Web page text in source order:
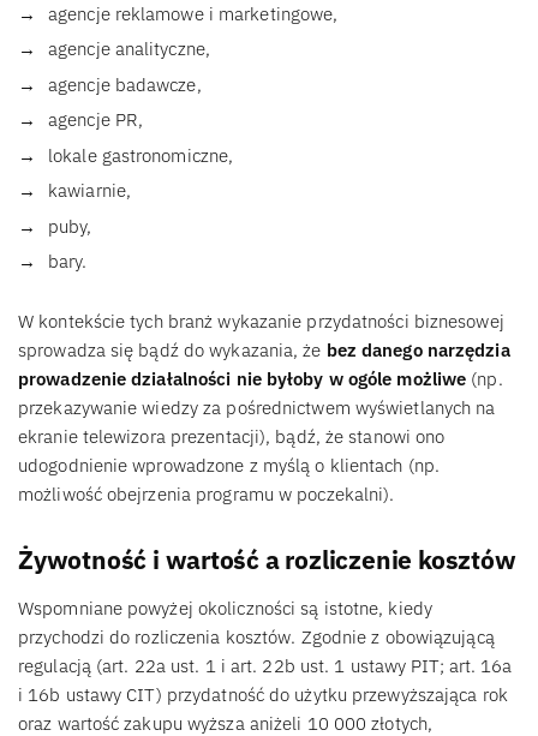
agencje reklamowe i marketingowe,
agencje analityczne,
agencje badawcze,
agencje PR,
lokale gastronomiczne,
kawiarnie,
puby,
bary.
W kontekście tych branż wykazanie przydatności biznesowej
sprowadza się bądź do wykazania, że bez danego narzędzia
prowadzenie działalności nie byłoby w ogóle możliwe (np.
przekazywanie wiedzy za pośrednictwem wyświetlanych na
ekranie telewizora prezentacji), bądź, że stanowi ono
udogodnienie wprowadzone z myślą o klientach (np.
możliwość obejrzenia programu w poczekalni).
Żywotność i wartość a rozliczenie kosztów
Wspomniane powyżej okoliczności są istotne, kiedy
przychodzi do rozliczenia kosztów. Zgodnie z obowiązującą
regulacją (art. 22a ust. 1 i art. 22b ust. 1 ustawy PIT; art. 16a
i 16b ustawy CIT) przydatność do użytku przewyższająca rok
oraz wartość zakupu wyższa aniżeli 10 000 złotych,